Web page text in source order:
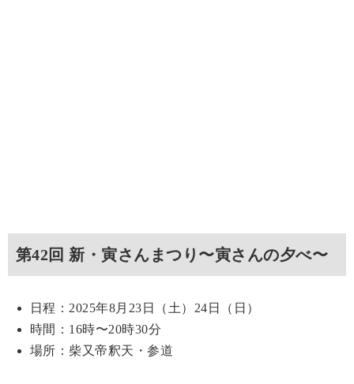
第42回 新・寅さんまつり〜寅さんの夕べ〜
日程：2025年8月23日（土）24日（日）
時間：16時〜20時30分
場所：柴又帝釈天・参道